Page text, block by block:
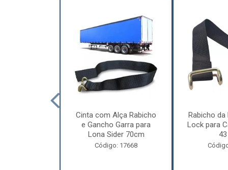
Cinta com Alça Rabicho
e Gancho Garra para
Lona Sider 70cm
Código: 17668
Rabicho da
Lock para